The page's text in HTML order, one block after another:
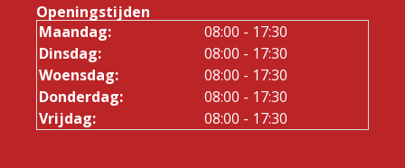
Openingstijden
Maandag:
08:00 - 17:30
Dinsdag:
08:00 - 17:30
Woensdag:
08:00 - 17:30
Donderdag:
08:00 - 17:30
Vrijdag:
08:00 - 17:30